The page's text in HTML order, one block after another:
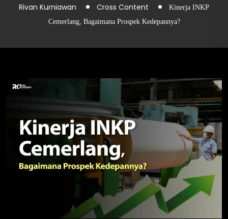
Rivan Kurniawan Cross Content
Kinerja INKP
Cemerlang, Bagaimana Prospek Kedepannya?